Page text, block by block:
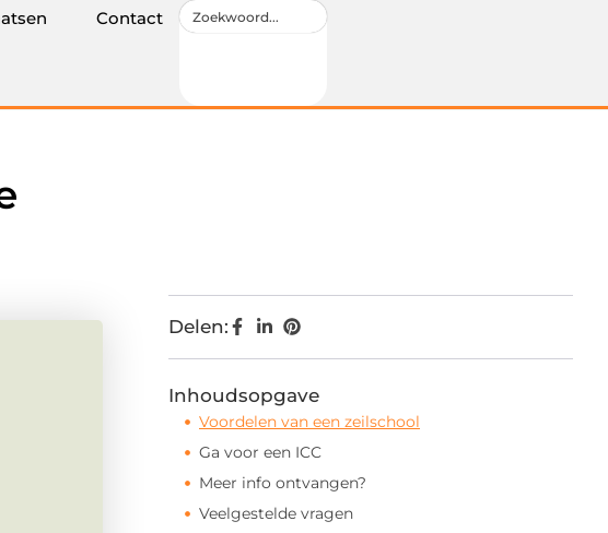
Contact
Delen:
Inhoudsopgave
Voordelen van een zeilschool
Ga voor een ICC
Meer info ontvangen?
Veelgestelde vragen